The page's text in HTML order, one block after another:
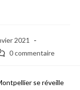
2021
0 commentaire
se réveille